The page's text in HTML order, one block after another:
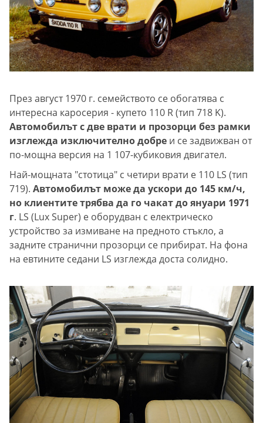
През август 1970 г. семейството се обогатява с
интересна каросерия - купето 110 R (тип 718 K).
Автомобилът с две врати и прозорци без рамки
изглежда изключително добре и се задвижван от
по-мощна версия на 1 107-кубиковия двигател.
Най-мощната "стотица" с четири врати е 110 LS (тип
719). Автомобилът може да ускори до 145 км/ч,
но клиентите трябва да го чакат до януари 1971
г. LS (Lux Super) е оборудван с електрическо
устройство за измиване на предното стъкло, а
задните странични прозорци се прибират. На фона
на евтините седани LS изглежда доста солидно.